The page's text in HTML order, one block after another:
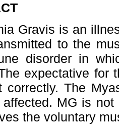
Gravis is an
to the
disorder in
expectative for
correctly. The
MG is
the voluntary